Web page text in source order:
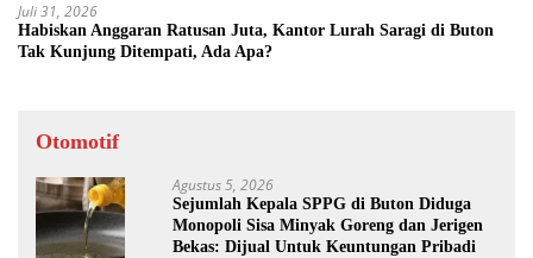
Juli 31, 2026
Habiskan Anggaran Ratusan Juta, Kantor Lurah Saragi di Buton
Tak Kunjung Ditempati, Ada Apa?
Otomotif
Agustus 5, 2026
Sejumlah Kepala SPPG di Buton Diduga
Monopoli Sisa Minyak Goreng dan Jerigen
Bekas: Dijual Untuk Keuntungan Pribadi